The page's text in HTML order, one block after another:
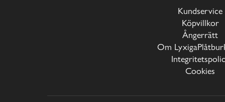
Kundservice
Köpvillkor
Ångerrätt
Om
Cookies